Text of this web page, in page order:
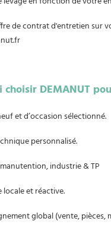
de contrat d'entretien sur
choisir DEMANUT
et d’occasion sélectionné.
personnalisé.
industrie & TP
locale et réactive.
global (vente, pièces,